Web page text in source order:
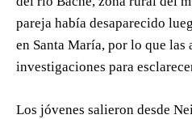
pareja había desaparecido
en Santa María, por lo que las
investigaciones para
Los jóvenes salieron desde